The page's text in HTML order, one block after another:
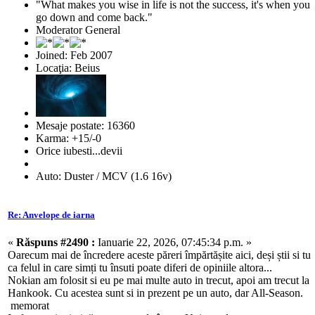
"What makes you wise in life is not the success, it's when you
go down and come back."
Moderator General
Joined: Feb 2007
Locaţia: Beius
Mesaje postate: 16360
Karma: +15/-0
Orice iubesti...devii
Auto: Duster / MCV (1.6 16v)
Re: Anvelope de iarna
« Răspuns #2490 : Ianuarie 22, 2026, 07:45:34 p.m. »
Oarecum mai de încredere aceste păreri împărtășite aici, deși știi si tu
ca felul in care simți tu însuti poate diferi de opiniile altora...
Nokian am folosit si eu pe mai multe auto in trecut, apoi am trecut la
Hankook. Cu acestea sunt si in prezent pe un auto, dar All-Season.
memorat